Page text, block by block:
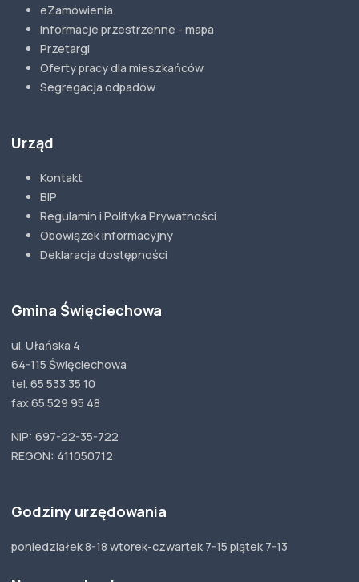
eZamówienia
Informacje przestrzenne - mapa
Przetargi
Oferty pracy dla mieszkańców
Segregacja odpadów
Urząd
Kontakt
BIP
Regulamin i Polityka Prywatności
Obowiązek informacyjny
Deklaracja dostępności
Gmina Święciechowa
ul. Ułańska 4
64-115 Święciechowa
tel. 65 533 35 10
fax 65 529 95 48
NIP: 697-22-35-722
REGON: 411050712
Godziny urzędowania
poniedziałek 8-18 wtorek-czwartek 7-15 piątek 7-13